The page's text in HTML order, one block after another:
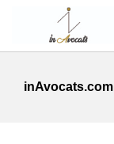
inAvocats.com